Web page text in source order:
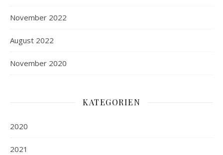
November 2022
August 2022
November 2020
KATEGORIEN
2020
2021